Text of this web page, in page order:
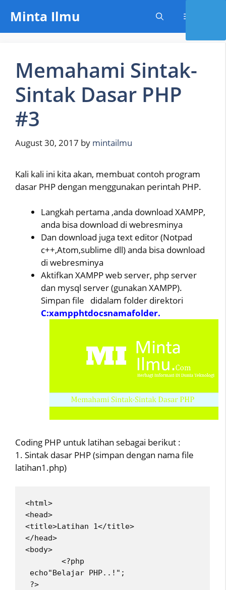
content
Minta Ilmu
Memahami Sintak-
Sintak Dasar PHP
#3
August 30, 2017 by mintailmu
Kali kali ini kita akan, membuat contoh program
dasar PHP dengan menggunakan perintah PHP.
Langkah pertama ,anda download XAMPP,
anda bisa download di webresminya
Dan download juga text editor (Notpad
c++,Atom,sublime dll) anda bisa download
di webresminya
Aktifkan XAMPP web server, php server
dan mysql server (gunakan XAMPP).
Simpan file didalam folder direktori
C:xampphtdocsnamafolder.
Coding PHP untuk latihan sebagai berikut :
1. Sintak dasar PHP (simpan dengan nama file
latihan1.php)
<html>
<head>
<title>Latihan 1</title>
</head>
<body>
        <?php
echo"Belajar PHP..!";
?>